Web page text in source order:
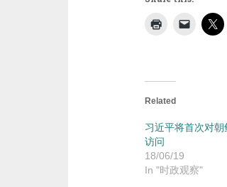
Related
习近平将首次对
访问
18/06/19
In "时政观察"